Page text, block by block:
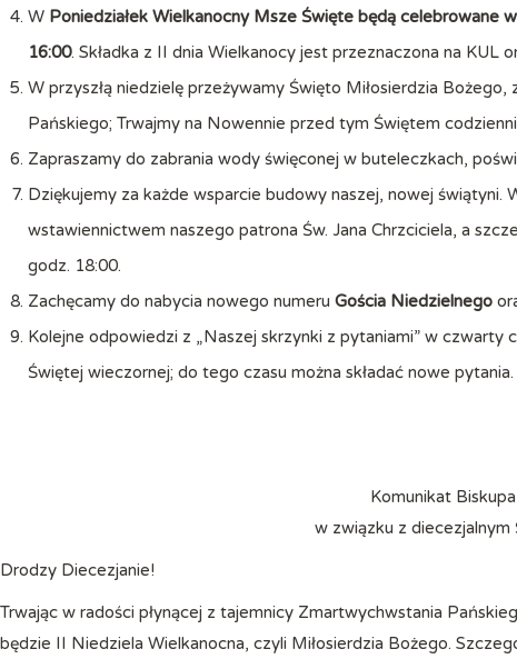
W Poniedziałek Wielkanocny Msze Święte będą celebrowane
16:00. Składka z II dnia Wielkanocy jest przeznaczona na KUL
W przyszłą niedzielę przeżywamy Święto Miłosierdzia
Pańskiego; Trwajmy na Nowennie przed tym Świętem
Zapraszamy do zabrania wody święconej w buteleczkach,
Dziękujemy za każde wsparcie budowy naszej, nowej
wstawiennictwem naszego patrona Św. Jana Chrzciciela, a
godz. 18:00.
Zachęcamy do nabycia nowego numeru Gościa Niedzielnego
Kolejne odpowiedzi z „Naszej skrzynki z pytaniami” w
Świętej wieczornej; do tego czasu można składać nowe pytania.
Komunikat
w związku z diecezjalnym
Drodzy Diecezjanie!
Trwając w radości płynącej z tajemnicy Zmartwychwstania
będzie II Niedziela Wielkanocna, czyli Miłosierdzia Bożego.